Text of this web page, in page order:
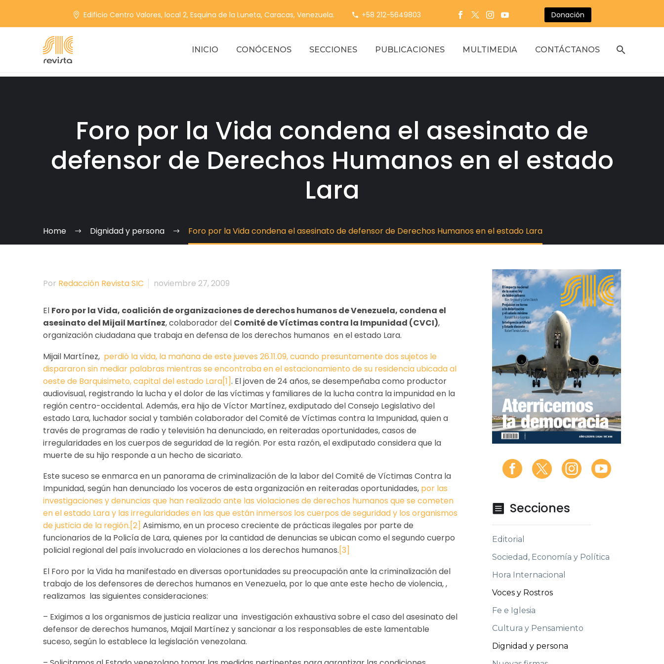
Edificio Centro Valores, local 2, Esquina de la Luneta, Caracas, Venezuela. +58 212-5649803 Donación
INICIO CONÓCENOS SECCIONES PUBLICACIONES MULTIMEDIA CONTÁCTANOS
Foro por la Vida condena el asesinato de
defensor de Derechos Humanos en el estado
Lara
Home Dignidad y persona Foro por la Vida condena el asesinato de defensor de Derechos Humanos en el estado Lara
Por Redacción Revista SIC noviembre 27, 2009
El Foro por la Vida, coalición de organizaciones de derechos humanos de Venezuela, condena el
asesinato del Mijail Martínez, colaborador del Comité de Víctimas contra la Impunidad (CVCI),
organización ciudadana que trabaja en defensa de los derechos humanos en el estado Lara.
Mijail Martínez, perdió la vida, la mañana de este jueves 26.11.09, cuando presuntamente dos sujetos le
dispararon sin mediar palabras mientras se encontraba en el estacionamiento de su residencia ubicada al
oeste de Barquisimeto, capital del estado Lara[1]. El joven de 24 años, se desempeñaba como productor
audiovisual, registrando la lucha y el dolor de las víctimas y familiares de la lucha contra la impunidad en la
región centro-occidental. Además, era hijo de Víctor Martínez, exdiputado del Consejo Legislativo del
estado Lara, luchador social y también colaborador del Comité de Víctimas contra la Impunidad, quien a
través de programas de radio y televisión ha denunciado, en reiteradas oportunidades, casos de
irregularidades en los cuerpos de seguridad de la región. Por esta razón, el exdiputado considera que la
muerte de su hijo responde a un hecho de sicariato.
Este suceso se enmarca en un panorama de criminalización de la labor del Comité de Víctimas Contra la
Impunidad, según han denunciado los voceros de esta organización en reiteradas oportunidades, por las
investigaciones y denuncias que han realizado ante las violaciones de derechos humanos que se cometen
en el estado Lara y las irregularidades en las que están inmersos los cuerpos de seguridad y los organismos
de justicia de la región.[2] Asimismo, en un proceso creciente de prácticas ilegales por parte de
funcionarios de la Policía de Lara, quienes por la cantidad de denuncias se ubican como el segundo cuerpo
policial regional del país involucrado en violaciones a los derechos humanos.[3]
El Foro por la Vida ha manifestado en diversas oportunidades su preocupación ante la criminalización del
trabajo de los defensores de derechos humanos en Venezuela, por lo que ante este hecho de violencia, ,
realizamos las siguientes consideraciones:
– Exigimos a los organismos de justicia realizar una investigación exhaustiva sobre el caso del asesinato del
defensor de derechos humanos, Majail Martínez y sancionar a los responsables de este lamentable
suceso, según lo establece la legislación venezolana.
 Secciones
Editorial
Sociedad, Economía y Política
Hora Internacional
Voces y Rostros
Fe e Iglesia
Cultura y Pensamiento
Dignidad y persona